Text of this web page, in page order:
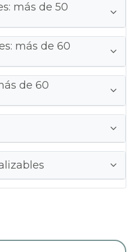
más de 50
más de 60
de 60